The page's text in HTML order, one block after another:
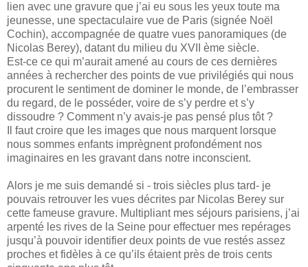
lien avec une gravure que j’ai eu sous les yeux toute ma
jeunesse, une spectaculaire vue de Paris (signée Noël
Cochin), accompagnée de quatre vues panoramiques (de
Nicolas Berey), datant du milieu du XVII ème siècle.
Est-ce ce qui m’aurait amené au cours de ces dernières
années à rechercher des points de vue privilégiés qui nous
procurent le sentiment de dominer le monde, de l’embrasser
du regard, de le posséder, voire de s’y perdre et s’y
dissoudre ? Comment n’y avais-je pas pensé plus tôt ?
Il faut croire que les images que nous marquent lorsque
nous sommes enfants imprègnent profondément nos
imaginaires en les gravant dans notre inconscient.
Alors je me suis demandé si - trois siècles plus tard- je
pouvais retrouver les vues décrites par Nicolas Berey sur
cette fameuse gravure. Multipliant mes séjours parisiens, j’ai
arpenté les rives de la Seine pour effectuer mes repérages
jusqu’à pouvoir identifier deux points de vue restés assez
proches et fidèles à ce qu’ils étaient près de trois cents